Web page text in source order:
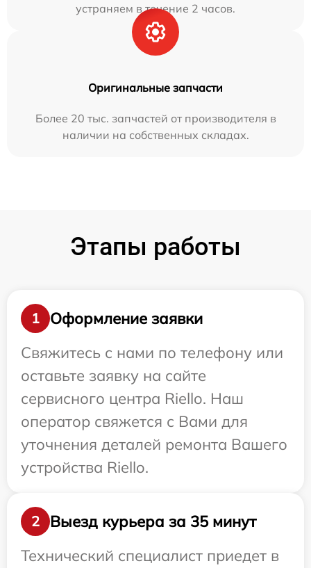
устраняем в течение 2 часов.
Оригинальные запчасти
Более 20 тыс. запчастей от производителя в
наличии на собственных складах.
Этапы работы
1
Оформление заявки
Свяжитесь с нами по телефону или
оставьте заявку на сайте
сервисного центра Riello. Наш
оператор свяжется с Вами для
уточнения деталей ремонта Вашего
устройства Riello.
2
Выезд курьера за 35 минут
Технический специалист приедет в